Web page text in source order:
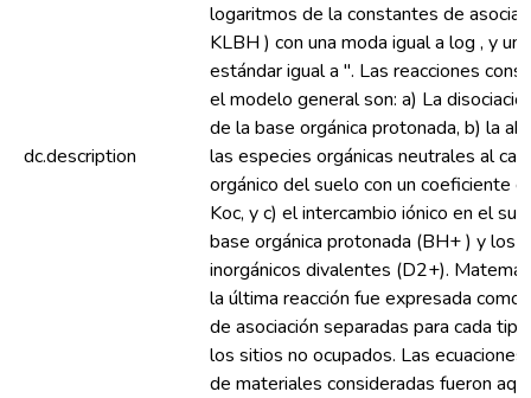
dc.description
logaritmos de la constantes de
KLBH ) con una moda igual a log , y
estándar igual a ". Las reacciones
el modelo general son: a) La
de la base orgánica protonada, b) la
las especies orgánicas neutrales al
orgánico del suelo con un coeficiente
Koc, y c) el intercambio iónico en el
base orgánica protonada (BH+ ) y los
inorgánicos divalentes (D2+).
la última reacción fue expresada como
de asociación separadas para cada
los sitios no ocupados. Las
de materiales consideradas fueron